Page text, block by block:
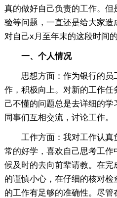
真的做好自己负责的工作。
验等问题，一直还是给大家
对自己x月至年末的这段时间
一、个人情况
思想方面：作为银行的员
作，积极向上。对新的工作任
己不懂的问题总是去详细的
同事们互相交流，讨论工作。
工作方面：我对工作认真
常的好学，喜欢自己思考工
候及时的去向前辈请教。在完
的谨慎小心，在仔细的核对
的工作有足够的准确性。尽管